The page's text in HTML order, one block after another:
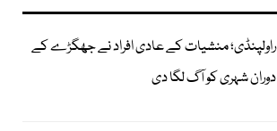
راولپنڈی؛ منشیات کے عادی افراد نے جھگڑے کے
دوران شہری کو آگ لگا دی